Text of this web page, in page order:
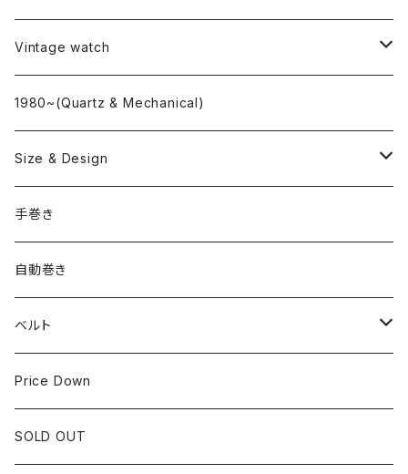
L o'clock
"delve"
Vintage watch
海外ブランド
OMEGA
ROLEX
国産ブランド
SEIKO
CITIZEN
1980~(Quartz & Mechanical)
Size & Design
~24.9mm
25mm~29.9mm
30mm~34.9mm
35mm~39.9mm
40mm~
手巻き
自動巻き
ベルト
HIRSCHベルト
SSブレスレット
Price Down
SOLD OUT